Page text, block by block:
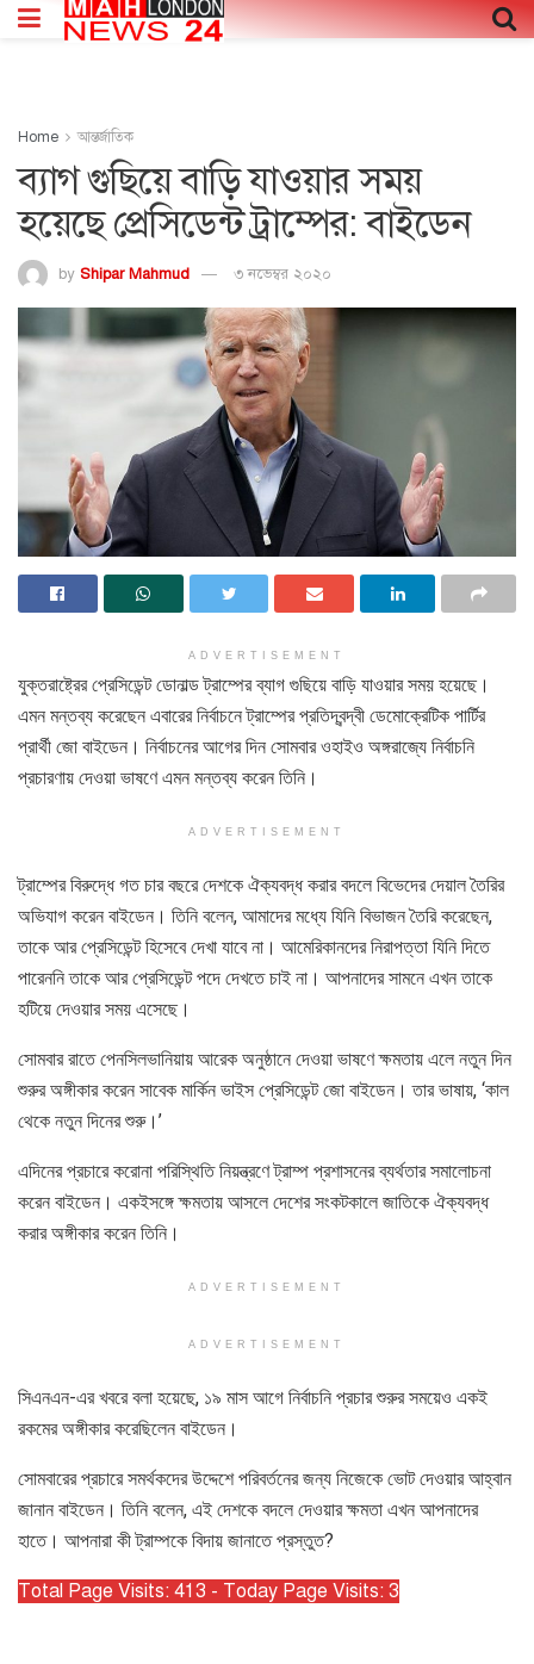
Home আন্তর্জাতিক
ব্যাগ গুছিয়ে বাড়ি যাওয়ার সময়
হয়েছে প্রেসিডেন্ট ট্রাম্পের: বাইডেন
by Shipar Mahmud ৩ নভেম্বর ২০২০
ADVERTISEMENT
যুক্তরাষ্ট্রের প্রেসিডেন্ট ডোনাল্ড ট্রাম্পের ব্যাগ গুছিয়ে বাড়ি যাওয়ার সময় হয়েছে।
এমন মন্তব্য করেছেন এবারের নির্বাচনে ট্রাম্পের প্রতিদ্বন্দ্বী ডেমোক্রেটিক পার্টির
প্রার্থী জো বাইডেন। নির্বাচনের আগের দিন সোমবার ওহাইও অঙ্গরাজ্যে নির্বাচনি
প্রচার‍ণায় দেওয়া ভাষণে এমন মন্তব্য করেন তিনি।
ADVERTISEMENT
ট্রাম্পের বিরুদ্ধে গত চার বছরে দেশকে ঐক্যবদ্ধ করার বদলে বিভেদের দেয়াল তৈরির
অভিযাগ করেন বাইডেন। তিনি বলেন, আমাদের মধ্যে যিনি বিভাজন তৈরি করেছেন,
তাকে আর প্রেসিডেন্ট হিসেবে দেখা যাবে না। আমেরিকানদের নিরাপত্তা যিনি দিতে
পারেননি তাকে আর প্রেসিডেন্ট পদে দেখতে চাই না। আপনাদের সামনে এখন তাকে
হটিয়ে দেওয়ার সময় এসেছে।
সোমবার রাতে পেনসিলভানিয়ায় আরেক অনুষ্ঠানে দেওয়া ভাষণে ক্ষমতায় এলে নতুন দিন
শুরুর অঙ্গীকার করেন সাবেক মার্কিন ভাইস প্রেসিডেন্ট জো বাইডেন। তার ভাষায়, ‘কাল
থেকে নতুন দিনের শুরু।’
এদিনের প্রচারে করোনা পরিস্থিতি নিয়ন্ত্রণে ট্রাম্প প্রশাসনের ব্যর্থতার সমালোচনা
করেন বাইডেন। একইসঙ্গে ক্ষমতায় আসলে দেশের সংকটকালে জাতিকে ঐক্যবদ্ধ
করার অঙ্গীকার করেন তিনি।
ADVERTISEMENT
ADVERTISEMENT
সিএনএন-এর খবরে বলা হয়েছে, ১৯ মাস আগে নির্বাচনি প্রচার শুরুর সময়েও একই
রকমের অঙ্গীকার করেছিলেন বাইডেন।
সোমবারের প্রচারে সমর্থকদের উদ্দেশে পরিবর্তনের জন্য নিজেকে ভোট দেওয়ার আহ্বান
জানান বাইডেন। তিনি বলেন, এই দেশকে বদলে দেওয়ার ক্ষমতা এখন আপনাদের
হাতে। আপনারা কী ট্রাম্পকে বিদায় জানাতে প্রস্তুত?
Total Page Visits: 413 - Today Page Visits: 3